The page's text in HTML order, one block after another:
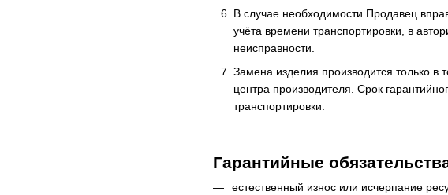
В случае необходимости Продавец
учёта времени транспортировки, в
неисправности.
Замена изделия производится только в
центра производителя. Срок
транспортировки.
Гарантийные
естественный износ или исчерпание